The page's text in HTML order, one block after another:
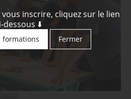
inscrire, cliquez sur le lien
dessous ⬇️
formations Fermer